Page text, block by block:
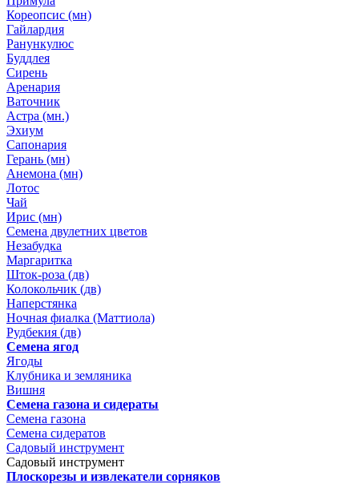
Кореопсис (мн)
Гайлардия
Ранункулюс
Буддлея
Сирень
Аренария
Ваточник
Астра (мн.)
Эхиум
Сапонария
Герань (мн)
Анемона (мн)
Лотос
Чай
Ирис (мн)
Семена двулетних цветов
Незабудка
Маргаритка
Шток-роза (дв)
Колокольчик (дв)
Наперстянка
Ночная фиалка (Маттиола)
Рудбекия (дв)
Семена ягод
Ягоды
Клубника и земляника
Вишня
Семена газона и сидераты
Семена газона
Семена сидератов
Садовый инструмент
Садовый инструмент
Плоскорезы и извлекатели сорняков